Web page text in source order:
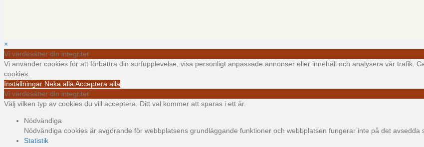
×
Vi värdesätter din integritet
Vi använder cookies för att förbättra din surfupplevelse, visa personligt anpassade annonser eller innehåll och analysera vår trafik.
cookies.
Inställningar Neka allaAcceptera alla
Vi värdesätter din integritet
Välj vilken typ av cookies du vill acceptera. Ditt val kommer att sparas i ett år.
Nödvändiga
Nödvändiga cookies är avgörande för webbplatsens grundläggande funktioner och webbplatsen fungerar inte på det
Statistik